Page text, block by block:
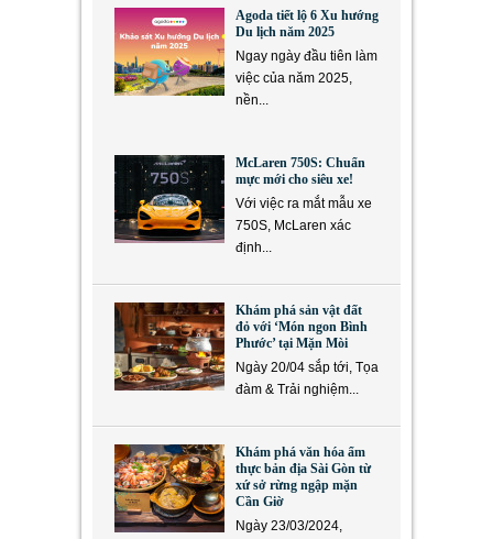
Agoda tiết lộ 6 Xu hướng
Du lịch năm 2025
Ngay ngày đầu tiên làm
việc của năm 2025,
nền...
McLaren 750S: Chuẩn
mực mới cho siêu xe!
Với việc ra mắt mẫu xe
750S, McLaren xác
định...
Khám phá sản vật đất
đỏ với ‘Món ngon Bình
Phước’ tại Mặn Mòi
Ngày 20/04 sắp tới, Tọa
đàm & Trải nghiệm...
Khám phá văn hóa ẩm
thực bản địa Sài Gòn từ
xứ sở rừng ngập mặn
Cần Giờ
Ngày 23/03/2024,